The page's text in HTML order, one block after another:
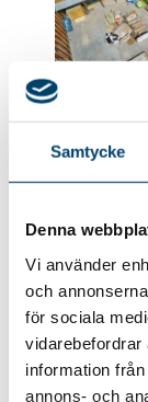
Samtycke
Denna
Vi använder
och
för sociala
vidarebefordrar
information
annons- och